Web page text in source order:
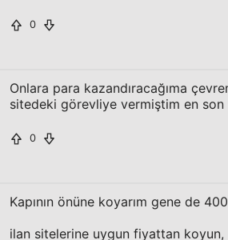
0
Onlara para kazandıracağıma
sitedeki görevliye vermiştim en son
0
Kapının önüne koyarım gene de
ilan sitelerine uygun fiyattan